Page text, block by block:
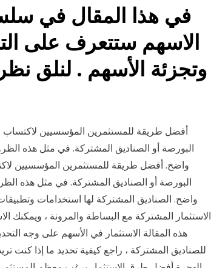
في هذا المقال في
الاسهم ستتعرف على
وتجزئة الأسهم . لنلق
أفضل طريقة للمستثمرين المؤسسيين
البورصة أو الصناديق المشتركة. في مثل هذه
واضح. أفضل طريقة للمستثمرين المؤسسيين
البورصة أو الصناديق المشتركة. في مثل هذه
واضح. الصناديق المشتركة لها استخدامات
الاستثمار المشتركة مع البساطة والمرونة ، ويمكنك
هذه المقالة الاستثمار في الأسهم على وجه